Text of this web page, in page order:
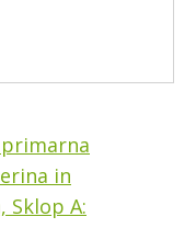
in
Sklop A: